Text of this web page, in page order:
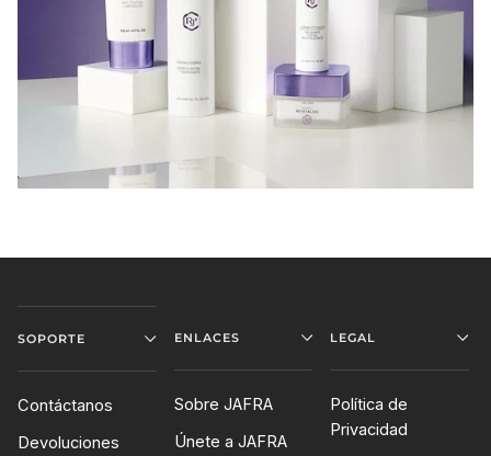
SOPORTE
Contáctanos
Devoluciones
ENLACES
Sobre JAFRA
Únete a JAFRA
LEGAL
Política de
Privacidad